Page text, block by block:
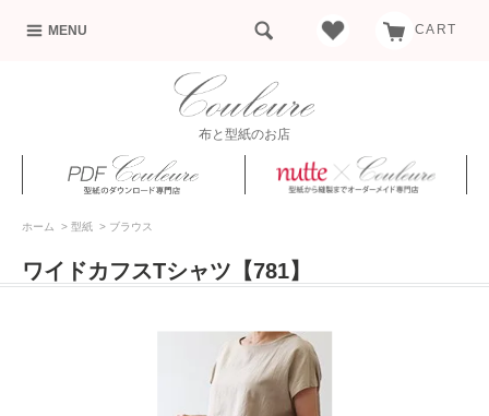
CART
MENU
布と型紙のお店
ホーム > 型紙 > ブラウス
ワイドカフスTシャツ【781】